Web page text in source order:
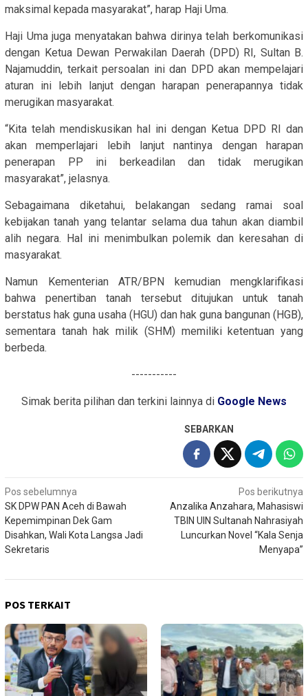
maksimal kepada masyarakat”, harap Haji Uma.
Haji Uma juga menyatakan bahwa dirinya telah berkomunikasi
dengan Ketua Dewan Perwakilan Daerah (DPD) RI, Sultan B.
Najamuddin, terkait persoalan ini dan DPD akan mempelajari
aturan ini lebih lanjut dengan harapan penerapannya tidak
merugikan masyarakat.
“Kita telah mendiskusikan hal ini dengan Ketua DPD RI dan
akan memperlajari lebih lanjut nantinya dengan harapan
penerapan PP ini berkeadilan dan tidak merugikan
masyarakat”, jelasnya.
Sebagaimana diketahui, belakangan sedang ramai soal
kebijakan tanah yang telantar selama dua tahun akan diambil
alih negara. Hal ini menimbulkan polemik dan keresahan di
masyarakat.
Namun Kementerian ATR/BPN kemudian mengklarifikasi
bahwa penertiban tanah tersebut ditujukan untuk tanah
berstatus hak guna usaha (HGU) dan hak guna bangunan (HGB),
sementara tanah hak milik (SHM) memiliki ketentuan yang
berbeda.
-----------
Simak berita pilihan dan terkini lainnya di Google News
SEBARKAN
Navigasi
pos
Pos sebelumnya
SK DPW PAN Aceh di Bawah
Kepemimpinan Dek Gam
Disahkan, Wali Kota Langsa Jadi
Sekretaris
Pos berikutnya
Anzalika Anzahara, Mahasiswi
TBIN UIN Sultanah Nahrasiyah
Luncurkan Novel “Kala Senja
Menyapa”
POS TERKAIT